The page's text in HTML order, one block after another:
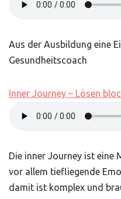
Aus der Ausbildung eine
Gesundheitscoach
Inner Journey – Lösen
Die inner Journey ist eine
vor allem tiefliegende
damit ist komplex und